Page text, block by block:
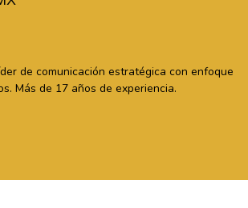
de comunicación estratégica con enfoque
Más de 17 años de experiencia.